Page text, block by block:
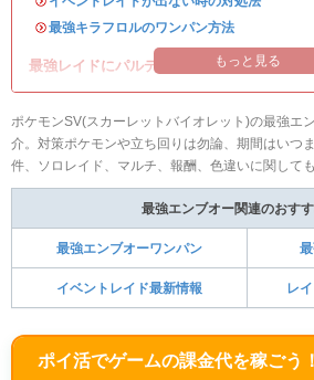
・最強キラフロルのワンパン方法
最強レイドにパルデアの強力なポケモンが登
もっと見る
ポケモンSV(スカーレットバイオレット)の最強エ
介。対策ポケモンや立ち回りは勿論、期間はいつ
件、ソロレイド、マルチ、報酬、色違いに関して
最強エンブオー関連のおす
最強エンブオーワンパン
イベントレイド最新情報 レ
ポイ活でゲームの課金代を稼ごう！